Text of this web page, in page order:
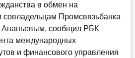
в обмен на
Промсвязьбанка
сообщил РБК
международных
и финансового управления